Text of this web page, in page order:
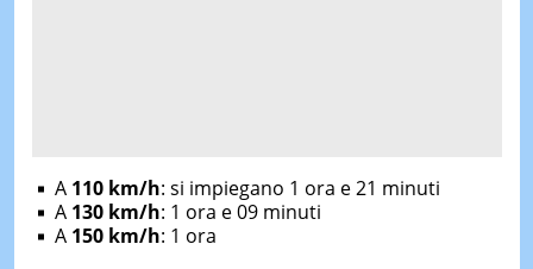
A 110 km/h: si impiegano 1 ora e 21 minuti
A 130 km/h: 1 ora e 09 minuti
A 150 km/h: 1 ora